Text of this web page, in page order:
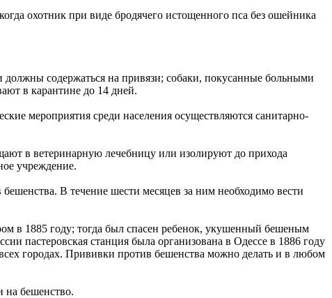
охотник при виде бродячего истощенного пса без ошейника
должны содержаться на привязи; собаки, покусанные больными
в карантине до 14 дней.
мероприятия среди населения осуществляются санитарно-
в ветеринарную лечебницу или изолируют до прихода
учреждение.
В течение шести месяцев за ним необходимо вести
в 1885 году; тогда был спасен ребенок, укушенный бешеным
пастеровская станция была организована в Одессе в 1886 году
городах. Прививки против бешенства можно делать и в любом
бешенство.